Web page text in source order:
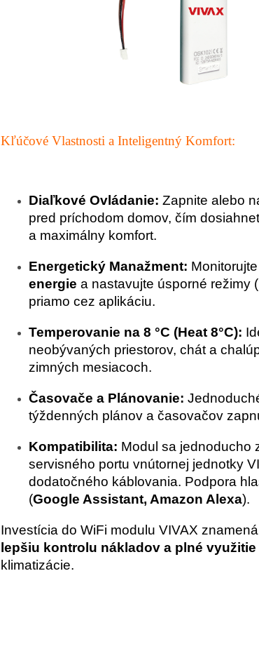
Kľúčové Vlastnosti a Inteligentný Komfort:
Diaľkové Ovládanie: Zapnite alebo
pred príchodom domov, čím
a maximálny komfort.
Energetický Manažment: Monitorujte
energie a nastavujte úsporné režimy
priamo cez aplikáciu.
Temperovanie na 8 °C (Heat 8°C):
neobývaných priestorov, chát a
zimných mesiacoch.
Časovače a Plánovanie:
týždenných plánov a časovačov
Kompatibilita: Modul sa jednoducho
servisného portu vnútornej jednotky
dodatočného káblovania. Podpora
(Google Assistant, Amazon Alexa).
Investícia do WiFi modulu VIVAX znamená
lepšiu kontrolu nákladov a plné
klimatizácie.